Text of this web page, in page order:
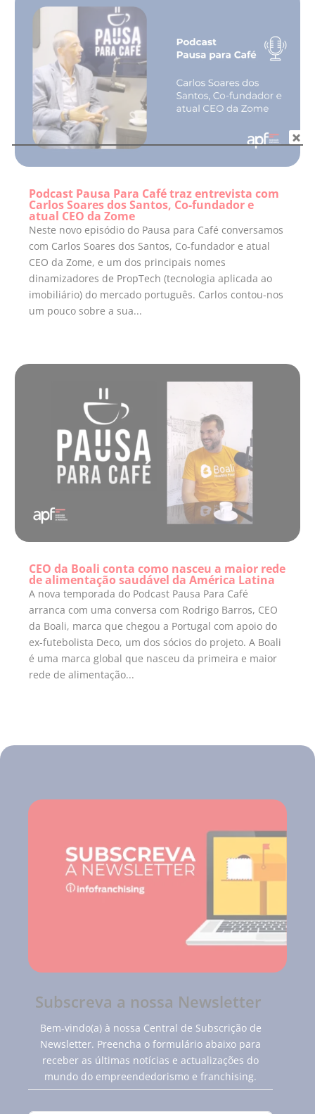
Podcast Pausa Para Café traz entrevista com
Carlos Soares dos Santos, Co-fundador e
atual CEO da Zome
Neste novo episódio do Pausa para Café conversamos
com Carlos Soares dos Santos, Co-fundador e atual
CEO da Zome, e um dos principais nomes
dinamizadores de PropTech (tecnologia aplicada ao
imobiliário) do mercado português. Carlos contou-nos
um pouco sobre a sua...
CEO da Boali conta como nasceu a maior rede
de alimentação saudável da América Latina
A nova temporada do Podcast Pausa Para Café
arranca com uma conversa com Rodrigo Barros, CEO
da Boali, marca que chegou a Portugal com apoio do
ex-futebolista Deco, um dos sócios do projeto. A Boali
é uma marca global que nasceu da primeira e maior
rede de alimentação...
Subscreva a nossa Newsletter
Bem-vindo(a) à nossa Central de Subscrição de
Newsletter. Preencha o formulário abaixo para
receber as últimas notícias e actualizações do
mundo do empreendedorismo e franchising.